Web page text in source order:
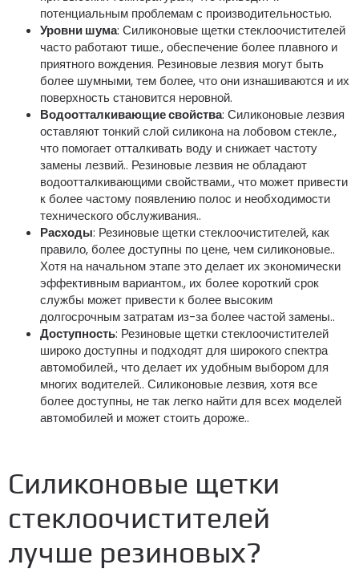
потенциальным проблемам с производительностью.
Уровни шума: Силиконовые щетки стеклоочистителей
часто работают тише., обеспечение более плавного и
приятного вождения. Резиновые лезвия могут быть
более шумными, тем более, что они изнашиваются и их
поверхность становится неровной.
Водоотталкивающие свойства: Силиконовые лезвия
оставляют тонкий слой силикона на лобовом стекле.,
что помогает отталкивать воду и снижает частоту
замены лезвий.. Резиновые лезвия не обладают
водоотталкивающими свойствами., что может привести
к более частому появлению полос и необходимости
технического обслуживания..
Расходы: Резиновые щетки стеклоочистителей, как
правило, более доступны по цене, чем силиконовые..
Хотя на начальном этапе это делает их экономически
эффективным вариантом., их более короткий срок
службы может привести к более высоким
долгосрочным затратам из-за более частой замены..
Доступность: Резиновые щетки стеклоочистителей
широко доступны и подходят для широкого спектра
автомобилей., что делает их удобным выбором для
многих водителей.. Силиконовые лезвия, хотя все
более доступны, не так легко найти для всех моделей
автомобилей и может стоить дороже..
Силиконовые щетки
стеклоочистителей
лучше резиновых?